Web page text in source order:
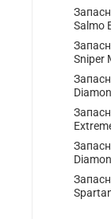
Salmo
Sniper